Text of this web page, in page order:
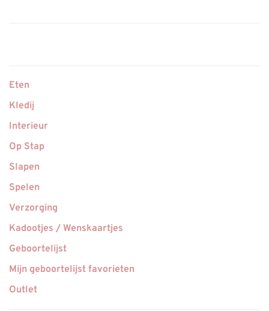
Eten
Kledij
Interieur
Op Stap
Slapen
Spelen
Verzorging
Kadootjes / Wenskaartjes
Geboortelijst
Mijn geboortelijst favorieten
Outlet